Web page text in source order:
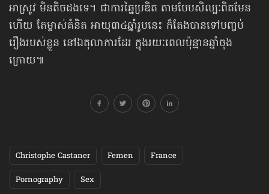
អាស្រូវ មិនតិចដងទេ។ ជាការឆ្នៃប្រឌិត តាមបែបសិល្បៈពិតមែន
ហើយ តែម្ចាស់គំនិត អាយុ៣៤ឆ្នាំរូបនេះ ក៏តែងបានទៅបញ្ចប់
រឿងរបស់ខ្លួន នៅឯតុលាការដែរ ក្នុងរយៈពេលប៉ុន្មានឆ្នាំចុង
ក្រោយ៕
Christophe Castaner Femen France
Pornography Sex